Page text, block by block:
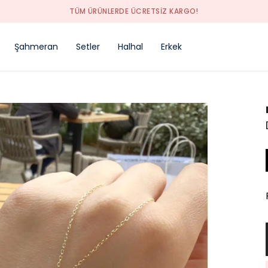
TÜM ÜRÜNLERDE ÜCRETSİZ KARGO!
Şahmeran Setler Halhal Erkek